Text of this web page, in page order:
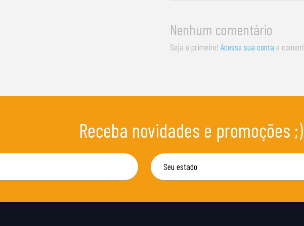
Nenhum comentário
Seja o primeiro!Acesse sua conta e
Receba novidades e promoções ;)